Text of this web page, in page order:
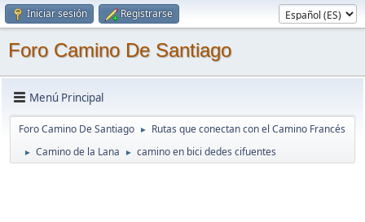
Iniciar sesión Registrarse
Foro Camino De Santiago
Menú Principal
Foro Camino De Santiago ► Rutas que conectan con el Camino Francés
► Camino de la Lana ► camino en bici dedes cifuentes